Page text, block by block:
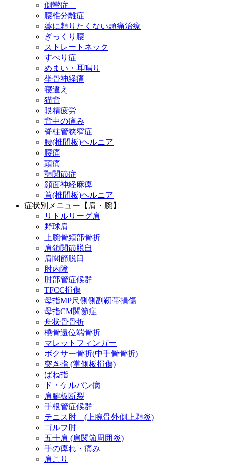
側彎症
腰椎分離症
薬に頼りたくない頭痛治療
ぎっくり腰
ストレートネック
すべり症
めまい・耳鳴り
坐骨神経痛
寝違え
猫背
眼精疲労
背中の痛み
脊柱管狭窄症
腰(椎間板)ヘルニア
腰痛
頭痛
顎関節症
顔面神経麻痺
首(椎間板)ヘルニア
症状別メニュー【肩・腕】
リトルリーグ肩
野球肩
上腕骨頚部骨折
肩鎖関節脱臼
肩関節脱臼
肘内障
肘部管症候群
TFCC損傷
母指MP尺側側副靭帯損傷
母指CM関節症
舟状骨骨折
橈骨遠位端骨折
マレットフィンガー
ボクサー骨折(中手骨骨折)
突き指 (掌側板損傷)
ばね指
ド・ケルバン病
肩腱板断裂
手根管症候群
テニス肘 (上腕骨外側上顆炎)
ゴルフ肘
五十肩 (肩関節周囲炎)
手の痺れ・痛み
肩こり